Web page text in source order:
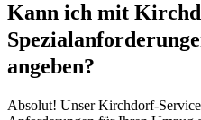
Kann ich mit
angeben?
Absolut! Unser Kirchdorf-